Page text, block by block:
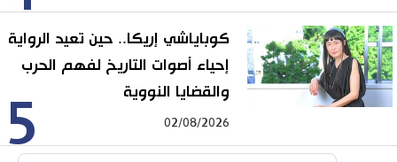
5
كوباياشي إريكا.. حين تعيد الرواية
إحياء أصوات التاريخ لفهم الحرب
والقضايا النووية
02/08/2026